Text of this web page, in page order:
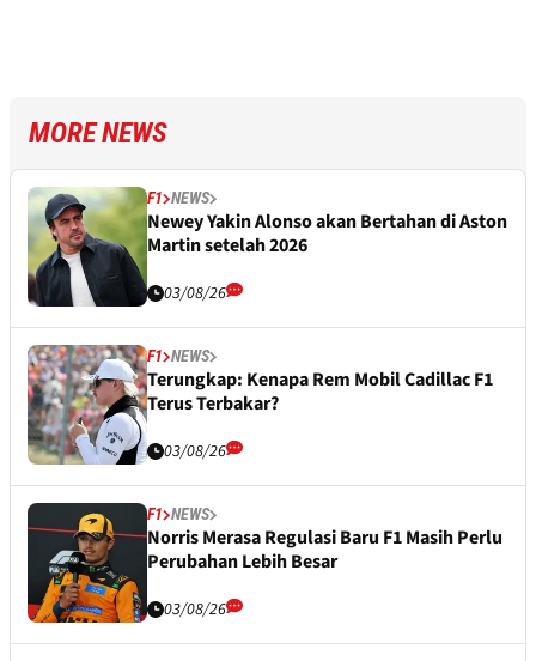
MORE NEWS
F1 NEWS
Newey Yakin Alonso akan Bertahan di Aston
Martin setelah 2026
03/08/26
F1 NEWS
Terungkap: Kenapa Rem Mobil Cadillac F1
Terus Terbakar?
03/08/26
F1 NEWS
Norris Merasa Regulasi Baru F1 Masih Perlu
Perubahan Lebih Besar
03/08/26